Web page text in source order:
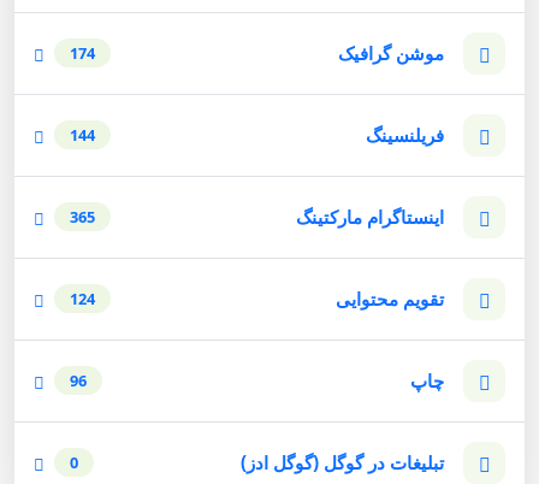
موشن گرافیک 174
فریلنسینگ 144
اینستاگرام مارکتینگ 365
تقویم محتوایی 124
چاپ 96
تبلیغات در گوگل (گوگل ادز) 0